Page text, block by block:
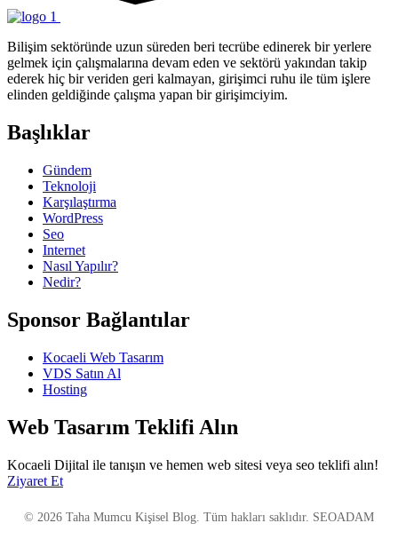
Bilişim sektöründe uzun süreden beri tecrübe edinerek bir yerlere
gelmek için çalışmalarına devam eden ve sektörü yakından takip
ederek hiç bir veriden geri kalmayan, girişimci ruhu ile tüm işlere
elinden geldiğinde çalışma yapan bir girişimciyim.
Başlıklar
Gündem
Teknoloji
Karşılaştırma
WordPress
Seo
Internet
Nasıl Yapılır?
Nedir?
Sponsor Bağlantılar
Kocaeli Web Tasarım
VDS Satın Al
Hosting
Web Tasarım Teklifi Alın
Kocaeli Dijital ile tanışın ve hemen web sitesi veya seo teklifi alın!
Ziyaret Et
© 2026 Taha Mumcu Kişisel Blog. Tüm hakları saklıdır. SEOADAM